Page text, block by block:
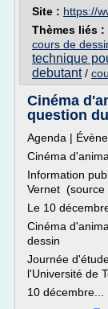
Site : https://
Thèmes liés :
cours de
technique
debutant/
Cinéma
question
Agenda |
Cinéma
Information
Vernet (source
Le 10
Cinéma
dessin
Journée
l'Université de
10 décembre...